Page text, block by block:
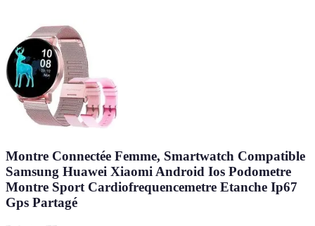
Montre Connectée Femme, Smartwatch Compatible
Samsung Huawei Xiaomi Android Ios Podometre
Montre Sport Cardiofrequencemetre Etanche Ip67
Gps Partagé